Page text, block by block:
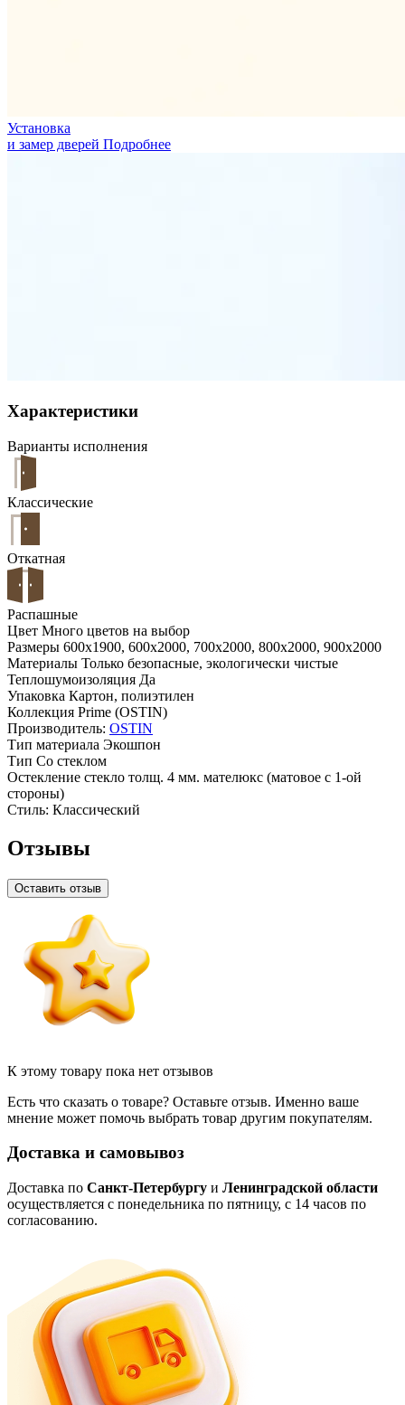
Установка
и замер дверей Подробнее
Характеристики
Варианты исполнения
Классические
Откатная
Распашные
Цвет Много цветов на выбор
Размеры 600x1900, 600x2000, 700x2000, 800x2000, 900x2000
Материалы Только безопасные, экологически чистые
Теплошумоизоляция Да
Упаковка Картон, полиэтилен
Коллекция Prime (OSTIN)
Производитель: OSTIN
Тип материала Экошпон
Тип Со стеклом
Остекление стекло толщ. 4 мм. мателюкс (матовое с 1-ой
стороны)
Стиль: Классический
Отзывы
Оставить отзыв
К этому товару пока нет отзывов
Есть что сказать о товаре? Оставьте отзыв. Именно ваше
мнение может помочь выбрать товар другим покупателям.
Доставка и самовывоз
Доставка по Санкт-Петербургу и Ленинградской области
осуществляется с понедельника по пятницу, с 14 часов по
согласованию.